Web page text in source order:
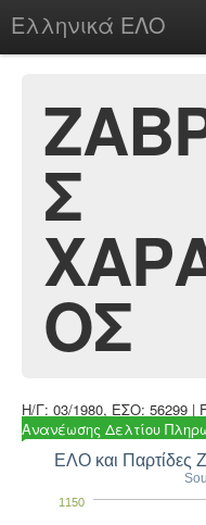
Ελληνικά ΕΛΟ
chesstu.be @ discord
LoginΣ
ΟΣ
Η/Γ: 03/1980, ΕΣΟ: 56299 |
Ανανέωσης Δελτίου
ΕΛΟ και
1150